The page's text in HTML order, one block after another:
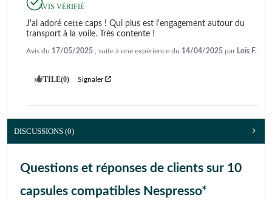
AVIS VÉRIFIÉ
J'ai adoré cette caps ! Qui plus est l'engagement autour du
transport à la voile. Très contente !
Avis du 17/05/2025 , suite à une expérience du 14/04/2025 par Loïs F.
UTILE(0) Signaler
DISCUSSIONS (0)
Questions et réponses de clients sur 10
capsules compatibles Nespresso*